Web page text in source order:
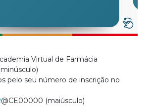
Virtual de Farmácia
pelo seu número de inscrição no
@CE00000 (maiúsculo)